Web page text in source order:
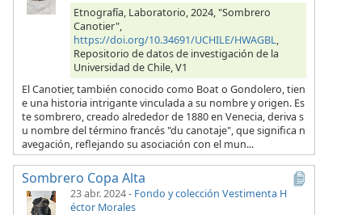
Etnografía, Laboratorio, 2024, "Sombrero
Canotier",
https://doi.org/10.34691/UCHILE/HWAGBL,
Repositorio de datos de investigación de la
Universidad de Chile, V1
El Canotier, también conocido como Boat o Gondolero, tien
e una historia intrigante vinculada a su nombre y origen. Es
te sombrero, creado alrededor de 1880 en Venecia, deriva s
u nombre del término francés "du canotaje", que significa n
avegación, reflejando su asociación con el mun...
Sombrero Copa Alta
23 abr. 2024- Fondo y colección Vestimenta H
éctor Morales